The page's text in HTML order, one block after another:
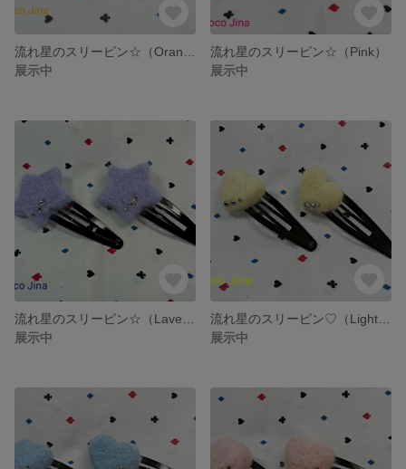
展示中
流れ星のスリーピン☆（Pink）
展示中
展示中
展示中